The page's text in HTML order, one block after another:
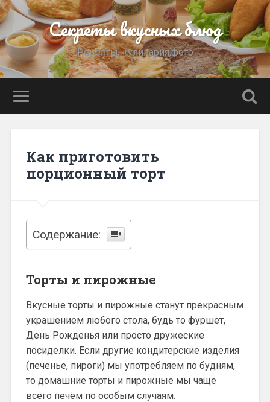
Секреты вкусных блюд
Рецепты, кулинария,фото
Как приготовить
порционный торт
Содержание:
Торты и пирожные
Вкусные торты и пирожные станут прекрасным
украшением любого стола, будь то фуршет,
День Рожденья или просто дружеские
посиделки. Если другие кондитерские изделия
(печенье, пироги) мы употребляем по будням,
то домашние торты и пирожные мы чаще
всего печём по особым случаям.